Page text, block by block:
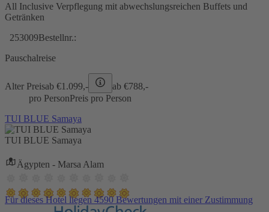
All Inclusive Verpflegung mit abwechslungsreichen Buffets und
Getränken
253009Bestellnr.:
Pauschalreise
Alter Preisab €1.099,- ab €788,-
pro PersonPreis pro Person
TUI BLUE Samaya
TUI BLUE Samaya
Ägypten - Marsa Alam
Für dieses Hotel liegen 4590 Bewertungen mit einer Zustimmung